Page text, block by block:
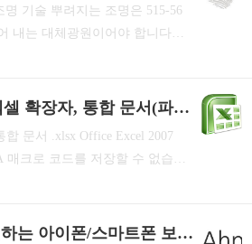
쇼크): Coke Adds Life 1886Drink
1904Delicious And Refreshing맛
A Day 하루에 300만 잔1922
명 기술 뿌려지는 조명은 515-56
내는 대체광원이어야 합니다.
야 합니다. 카메라 노출을 걸어
추지 못하는 곳도 노출이 되는
카메라와 멀어질수록 떨어집
레임이 찍고자 하는 물체의 이
라를 가능한 가까이 갖다 대고
사진을 잘라낼 때 물체 주변에
[MS Office Excel] 엑셀 확장자, 통합 문서(파일) 형식: xlsx, xlsm, xlsb, xltx, xml, xlam
문서 .xlsx Office Excel 2007
매크로 코드를 저장할 수 없습니
문서 .xlsm Office Excel 2007 파
문서 .xlsb Office Excel 2007 이 [AhnLab] 안랩이 권하는 아이폰/스마트폰 보안 수칙 10계명